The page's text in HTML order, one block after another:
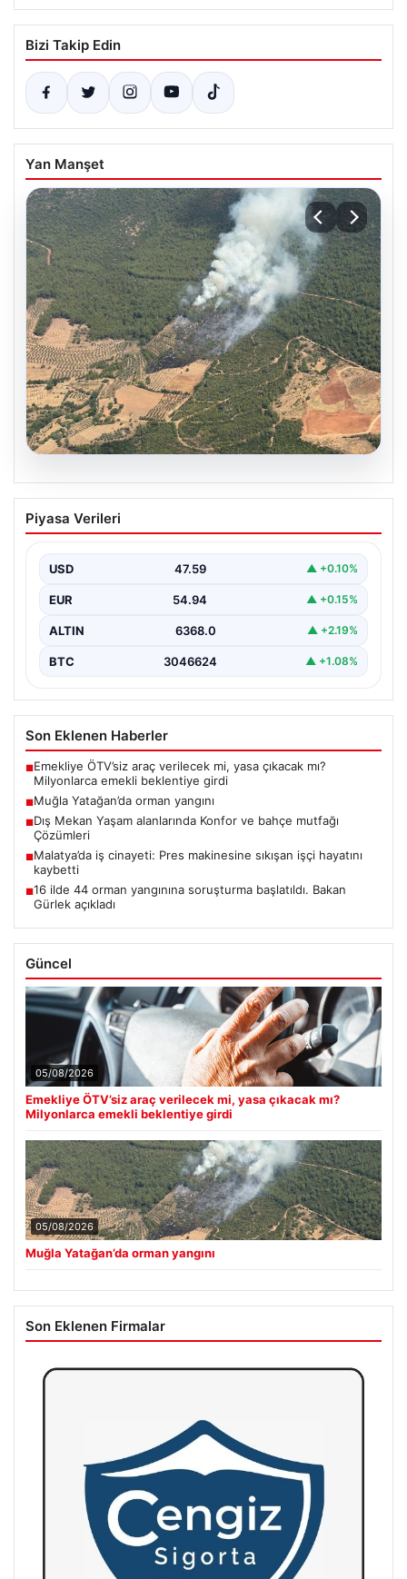
Bizi Takip Edin
Yan Manşet
Muğla Yatağan’da orman yangını
Piyasa Verileri
USD 47.59 ▲ +0.10%
EUR 54.94 ▲ +0.15%
ALTIN 6368.0 ▲ +2.19%
BTC 3046624 ▲ +1.08%
Son Eklenen Haberler
■Emekliye ÖTV’siz araç verilecek mi, yasa çıkacak mı?
Milyonlarca emekli beklentiye girdi
■Muğla Yatağan’da orman yangını
■Dış Mekan Yaşam alanlarında Konfor ve bahçe mutfağı
Çözümleri
■Malatya’da iş cinayeti: Pres makinesine sıkışan işçi hayatını
kaybetti
■16 ilde 44 orman yangınına soruşturma başlatıldı. Bakan
Gürlek açıkladı
Güncel
05/08/2026
Emekliye ÖTV’siz araç verilecek mi, yasa çıkacak mı?
Milyonlarca emekli beklentiye girdi
05/08/2026
Muğla Yatağan’da orman yangını
Son Eklenen Firmalar